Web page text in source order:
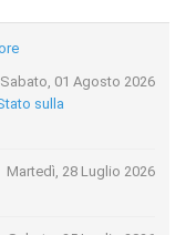
Sabato, 01 Agosto 2026
sulla
Martedì, 28 Luglio 2026